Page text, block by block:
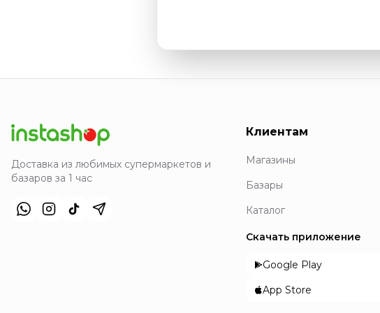
Доставка из любимых супермаркетов и
базаров за 1 час
Клиентам
Магазины
Базары
Каталог
Скачать приложение
Google Play
App Store